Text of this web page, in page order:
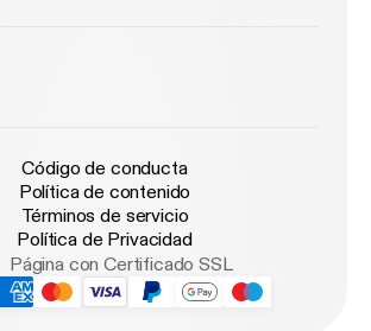
Código de conducta
Política de contenido
Términos de servicio
Política de Privacidad
Página con Certificado SSL